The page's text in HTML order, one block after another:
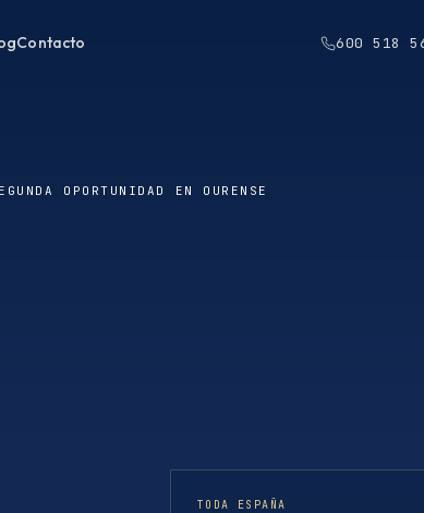
Contacto 600 518
OPORTUNIDAD EN OURENSE
TODA ESPAÑA